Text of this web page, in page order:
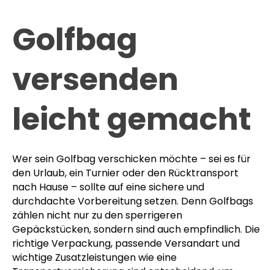
Golfbag
versenden
leicht gemacht
Wer sein Golfbag verschicken möchte – sei es für
den Urlaub, ein Turnier oder den Rücktransport
nach Hause – sollte auf eine sichere und
durchdachte Vorbereitung setzen. Denn Golfbags
zählen nicht nur zu den sperrigeren
Gepäckstücken, sondern sind auch empfindlich. Die
richtige Verpackung, passende Versandart und
wichtige Zusatzleistungen wie eine